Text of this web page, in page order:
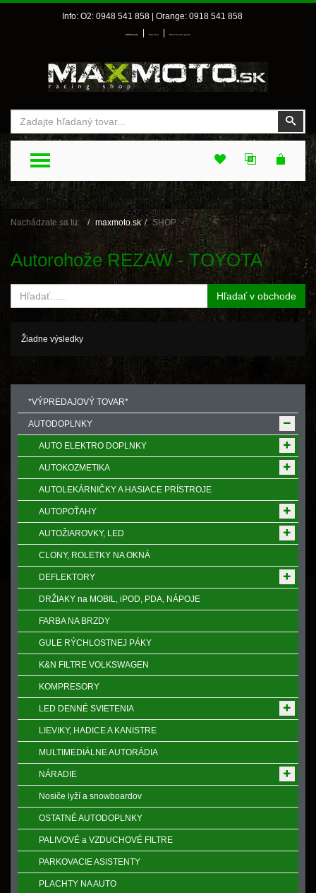
Info: O2: 0948 541 858 | Orange: 0918 541 858
Prihlásenie Môj účet Môj zoznam prianí
TOGGLE MENU
Nachádzate sa tu: maxmoto.sk SHOP
Autorohože REZAW - TOYOTA
Hľadať v obchode
Žiadne výsledky
*VÝPREDAJOVÝ TOVAR*
AUTODOPLNKY
AUTO ELEKTRO DOPLNKY
AUTOKOZMETIKA
AUTOLEKÁRNIČKY A HASIACE PRÍSTROJE
AUTOPOŤAHY
AUTOŽIAROVKY, LED
CLONY, ROLETKY NA OKNÁ
DEFLEKTORY
DRŽIAKY na MOBIL, iPOD, PDA, NÁPOJE
FARBA NA BRZDY
GULE RÝCHLOSTNEJ PÁKY
K&N FILTRE VOLKSWAGEN
KOMPRESORY
LED DENNÉ SVIETENIA
LIEVIKY, HADICE A KANISTRE
MULTIMEDIÁLNE AUTORÁDIA
NÁRADIE
Nosiče lyží a snowboardov
OSTATNÉ AUTODOPLNKY
PALIVOVÉ a VZDUCHOVÉ FILTRE
PARKOVACIE ASISTENTY
PLACHTY NA AUTO